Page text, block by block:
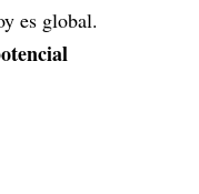
es global.